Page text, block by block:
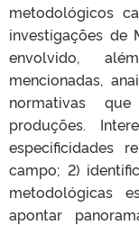
metodológicos
investigações de
envolvido,
mencionadas,
normativas
produções.
especificidades
campo; 2)
metodológicas
apontar